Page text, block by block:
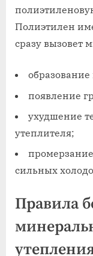
Полиэтилен
сразу вызовет
образование
появление
ухудшение
утеплителя;
сильных
Правила